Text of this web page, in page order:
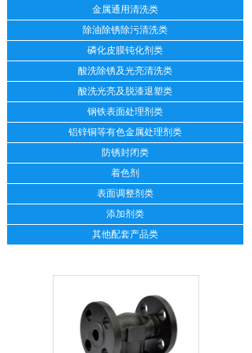
金属通用清洗类
除油除锈除污清洗类
磷化皮膜钝化剂类
酸洗除锈及光亮清洗类
酸洗光亮及脱漆退塑类
钢铁表面处理剂类
铝锌铜等有色金属处理剂类
防锈封闭类
着色剂
表面调整剂类
添加剂类
其他配套产品类